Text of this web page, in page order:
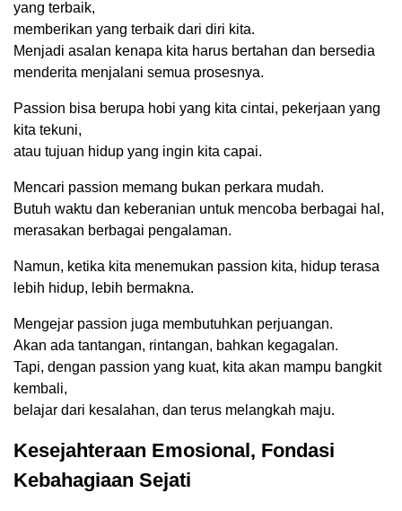
yang terbaik,
memberikan yang terbaik dari diri kita.
Menjadi asalan kenapa kita harus bertahan dan bersedia
menderita menjalani semua prosesnya.
Passion bisa berupa hobi yang kita cintai, pekerjaan yang
kita tekuni,
atau tujuan hidup yang ingin kita capai.
Mencari passion memang bukan perkara mudah.
Butuh waktu dan keberanian untuk mencoba berbagai hal,
merasakan berbagai pengalaman.
Namun, ketika kita menemukan passion kita, hidup terasa
lebih hidup, lebih bermakna.
Mengejar passion juga membutuhkan perjuangan.
Akan ada tantangan, rintangan, bahkan kegagalan.
Tapi, dengan passion yang kuat, kita akan mampu bangkit
kembali,
belajar dari kesalahan, dan terus melangkah maju.
Kesejahteraan Emosional, Fondasi
Kebahagiaan Sejati